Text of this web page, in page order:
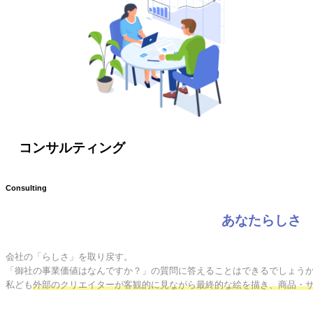
コンサルティング
Consulting
あなたらしさ
会社の「らしさ」を取り戻す。
「御社の事業価値はなんですか？」の質問に答えることはできるでしょう
私ども外部のクリエイターが客観的に見ながら最終的な絵を描き、商品・